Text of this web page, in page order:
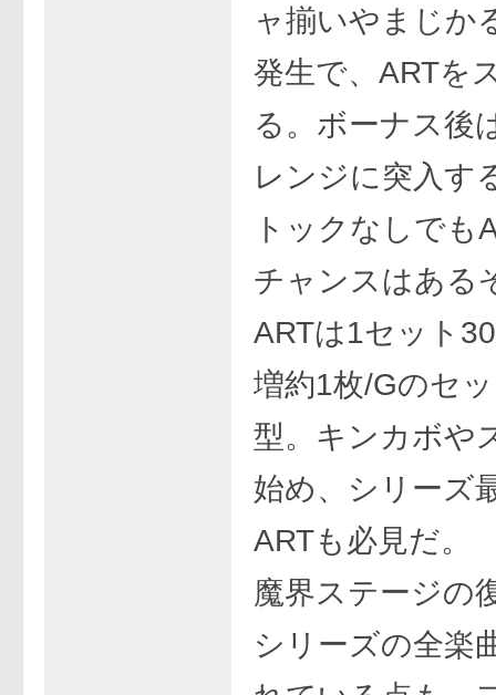
ャ揃いやまじか
発生で、ARTを
る。ボーナス後
レンジに突入す
トックなしでも
チャンスはある
ARTは1セット
増約1枚/Gのセ
型。キンカボや
始め、シリーズ
ARTも必見だ。
魔界ステージの
シリーズの全楽